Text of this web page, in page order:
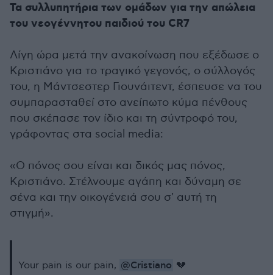
Τα συλλυπητήρια των ομάδων για την απώλεια
του νεογέννητου παιδιού του CR7
Λίγη ώρα μετά την ανακοίνωση που εξέδωσε ο
Κριστιάνο για το τραγικό γεγονός, ο σύλλογός
του, η Μάντσεστερ Γιουνάιτεντ, έσπευσε να του
συμπαρασταθεί στο ανείπωτο κύμα πένθους
που σκέπασε τον ίδιο και τη σύντροφό του,
γράφοντας στα social media:
«Ο πόνος σου είναι και δικός μας πόνος,
Κριστιάνο. Στέλνουμε αγάπη και δύναμη σε
σένα και την οικογένειά σου σ' αυτή τη
στιγμή».
Your pain is our pain, @Cristiano 💔